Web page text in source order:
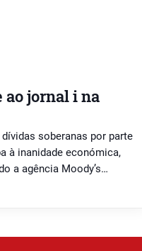
ao jornal i na
soberanas por parte
à inanidade económica,
a agência Moody’s
Está em curso um